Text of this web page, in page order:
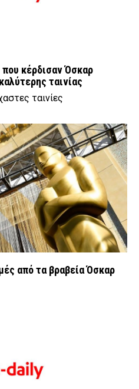
που κέρδισαν Όσκαρ
ταινίας
ταινίες
από τα βραβεία Όσκαρ